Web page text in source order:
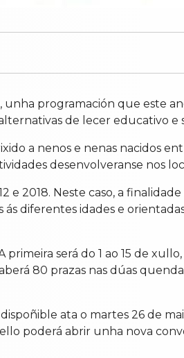
programación que este
de lecer educativo e
a nenos e nenas nacidos
desenvolveranse nos
2018. Neste caso, a
diferentes idades e
será do 1 ao 15 de
80 prazas nas dúas
ata o martes 26 de
poderá abrir unha nova